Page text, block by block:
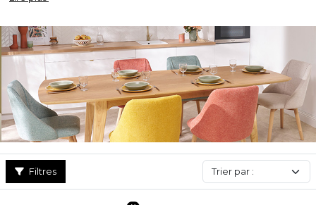
aux petits espaces qu’aux pièces ouvertes, en apportant une
cettetable à manger
se décline dans des styles scandinave,
industriel, contemporain ou moderne. Certains modèles
intègrent aussi une rallonge centrale pour accueillir davantage
de personnes sans compromettre l’harmonie de l’ensemble.
Esthétique, pratique et intemporelle, la table à manger ronde est
un choix sûr pour un intérieur chaleureux, fonctionnel et bien
pensé.
Filtres